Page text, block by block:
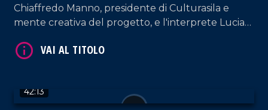
Chiaffredo Manno, presidente di Culturasila e
mente creativa del progetto, e l'interprete Lucia
Garritano ci dà utili informazioni sulla pratica delle
42:13